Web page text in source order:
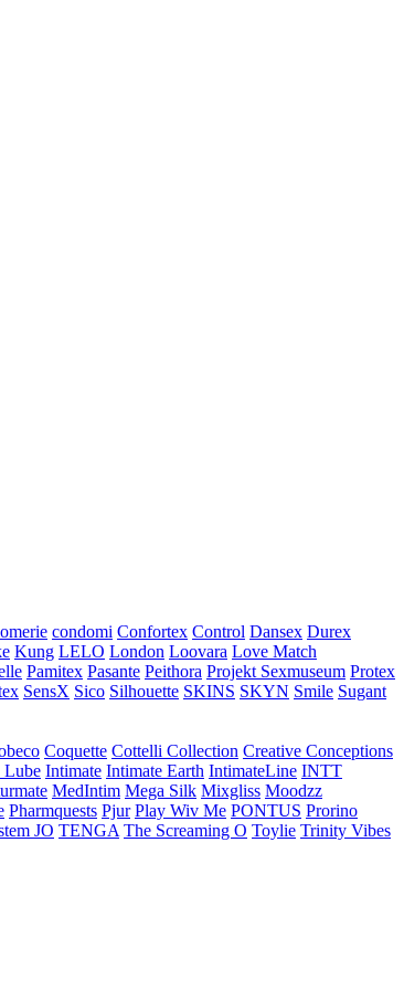
condomi Confortex Control Dansex Durex
Kung LELO London Loovara Love Match
Pamitex Pasante Peithora Projekt Sexmuseum Protex
SensX Sico Silhouette SKINS SKYN Smile Sugant
Coquette Cottelli Collection Creative Conceptions
Intimate Intimate Earth IntimateLine INTT
MedIntim Mega Silk Mixgliss Moodzz
Pharmquests Pjur Play Wiv Me PONTUS Prorino
JO TENGA The Screaming O Toylie Trinity Vibes